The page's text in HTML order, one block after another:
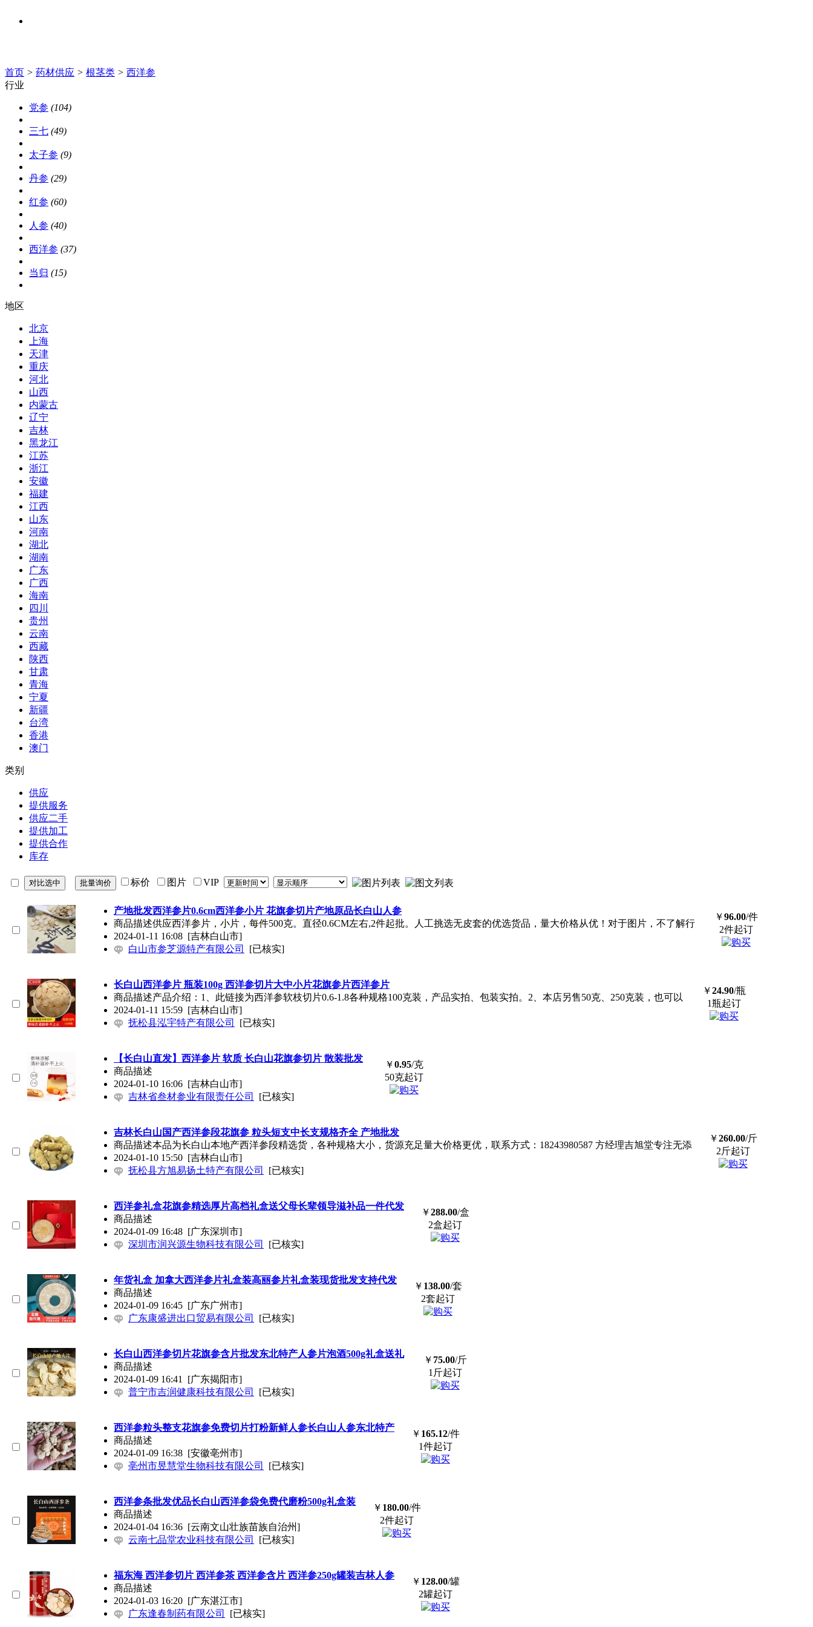
首页 > 药材供应 > 根茎类 > 西洋参
行业
党参 (104)
三七 (49)
太子参 (9)
丹参 (29)
红参 (60)
人参 (40)
西洋参 (37)
当归 (15)
地区
北京
上海
天津
重庆
河北
山西
内蒙古
辽宁
吉林
黑龙江
江苏
浙江
安徽
福建
江西
山东
河南
湖北
湖南
广东
广西
海南
四川
贵州
云南
西藏
陕西
甘肃
青海
宁夏
新疆
台湾
香港
澳门
类别
供应
提供服务
供应二手
提供加工
提供合作
库存
标价 图片 VIP
产地批发西洋参片0.6cm西洋参小片 花旗参切片产地原品长白山人参
商品描述供应西洋参片，小片，每件500克。直径0.6CM左右,2件起批。人工挑选无皮套的优选货品，量大价格从优！对于图片，不了解行
2024-01-11 16:08 [吉林白山市]
白山市参芝源特产有限公司
[已核实]
￥96.00/件
2件起订
长白山西洋参片 瓶装100g 西洋参切片大中小片花旗参片西洋参片
商品描述产品介绍：1、此链接为西洋参软枝切片0.6-1.8各种规格100克装，产品实拍、包装实拍。2、本店另售50克、250克装，也可以
2024-01-11 15:59 [吉林白山市]
抚松县泓宇特产有限公司
[已核实]
￥24.90/瓶
1瓶起订
【长白山直发】西洋参片 软质 长白山花旗参切片 散装批发
商品描述
2024-01-10 16:06 [吉林白山市]
吉林省叁材参业有限责任公司
[已核实]
￥0.95/克
50克起订
吉林长白山国产西洋参段花旗参 粒头短支中长支规格齐全 产地批发
商品描述本品为长白山本地产西洋参段精选货，各种规格大小，货源充足量大价格更优，联系方式：18243980587 方经理吉旭堂专注无添
2024-01-10 15:50 [吉林白山市]
抚松县方旭易扬土特产有限公司
[已核实]
￥260.00/斤
2斤起订
西洋参礼盒花旗参精选厚片高档礼盒送父母长辈领导滋补品一件代发
商品描述
2024-01-09 16:48 [广东深圳市]
深圳市润兴源生物科技有限公司
[已核实]
￥288.00/盒
2盒起订
年货礼盒 加拿大西洋参片礼盒装高丽参片礼盒装现货批发支持代发
商品描述
2024-01-09 16:45 [广东广州市]
广东康盛进出口贸易有限公司
[已核实]
￥ 138.00/套
2套起订
长白山西洋参切片花旗参含片批发东北特产人参片泡酒500g礼盒送礼
商品描述
2024-01-09 16:41 [广东揭阳市]
普宁市吉润健康科技有限公司
[已核实]
￥ 75.00/斤
1斤起订
西洋参粒头整支花旗参免费切片打粉新鲜人参长白山人参东北特产
商品描述
2024-01-09 16:38 [安徽亳州市]
亳州市昱慧堂生物科技有限公司
[已核实]
￥ 165.12/件
1件起订
西洋参条批发优品长白山西洋参袋免费代磨粉500g礼盒装
商品描述
2024-01-04 16:36 [云南文山壮族苗族自治州]
云南七品堂农业科技有限公司
[已核实]
￥ 180.00/件
2件起订
福东海 西洋参切片 西洋参茶 西洋参含片 西洋参250g罐装吉林人参
商品描述
2024-01-03 16:20 [广东湛江市]
广东逢春制药有限公司
[已核实]
￥ 128.00/罐
2罐起订